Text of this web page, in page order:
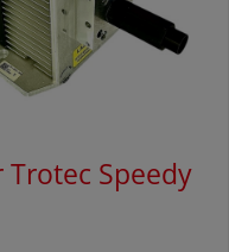
Trotec Speedy